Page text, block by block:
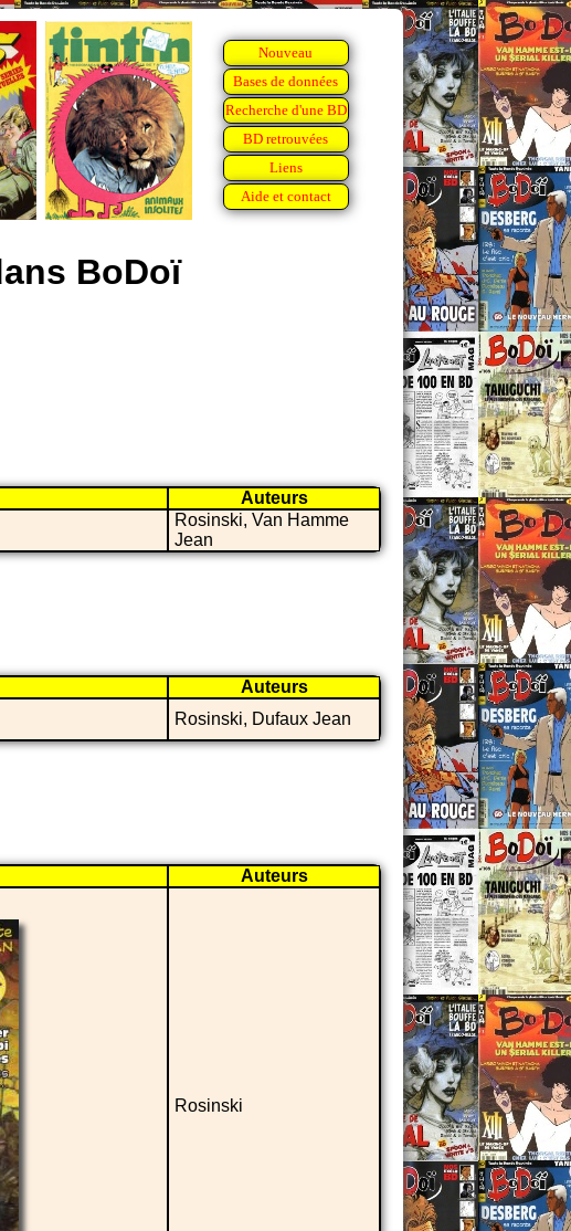
Nouveau
Bases de données
Recherche d'une BD
BD retrouvées
Liens
Aide et contact
BoDoï
Auteurs
Rosinski, Van Hamme
Jean
Auteurs
Rosinski, Dufaux Jean
Auteurs
Rosinski